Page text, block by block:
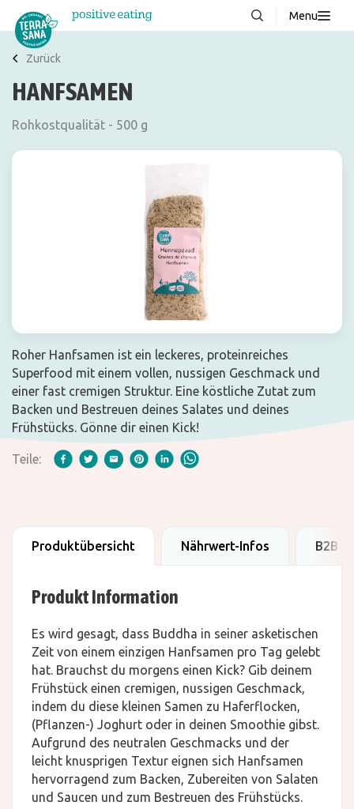
Menu
Über uns
Wissenswertes
Zurück
HANFSAMEN
Rohkostqualität - 500 g
Roher Hanfsamen ist ein leckeres, proteinreiches
Superfood mit einem vollen, nussigen Geschmack und
einer fast cremigen Struktur. Eine köstliche Zutat zum
Backen und Bestreuen deines Salates und deines
Frühstücks. Gönne dir einen Kick!
Teile:
Produktübersicht Nährwert-Infos B2B
Produkt Information
Es wird gesagt, dass Buddha in seiner asketischen
Zeit von einem einzigen Hanfsamen pro Tag gelebt
hat. Brauchst du morgens einen Kick? Gib deinem
Frühstück einen cremigen, nussigen Geschmack,
indem du diese kleinen Samen zu Haferflocken,
(Pflanzen-) Joghurt oder in deinen Smoothie gibst.
Aufgrund des neutralen Geschmacks und der
leicht knusprigen Textur eignen sich Hanfsamen
hervorragend zum Backen, Zubereiten von Salaten
und Saucen und zum Bestreuen des Frühstücks.